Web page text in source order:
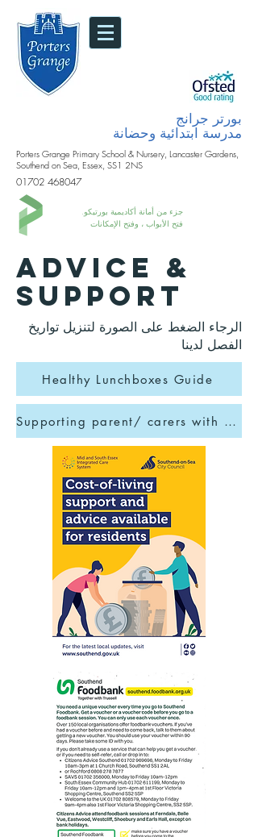
بورتر جرانج
مدرسة ابتدائية وحضانة
Porters Grange Primary School & Nursery, Lancaster Gardens,
Southend on Sea, Essex, SS1 2NS
01702 468047
جزء من أمانة أكاديمية بورتيكو.
فتح الأبواب ، وفتح الإمكانات
ADVICE &
SUPPORT
الرجاء الضغط على الصورة لتنزيل تواريخ
الفصل لدينا
Healthy Lunchboxes Guide
Supporting parent/ carers with children aged between 5-10 years old